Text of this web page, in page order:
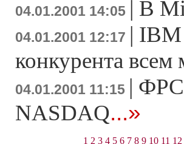
04.01.2001 14:05 | В
04.01.2001 12:17 | IBM
конкурента
04.01.2001 11:15 | ФРС
NASDAQ...»
1 2 3 4 5 6 7 8 9 10 11 12